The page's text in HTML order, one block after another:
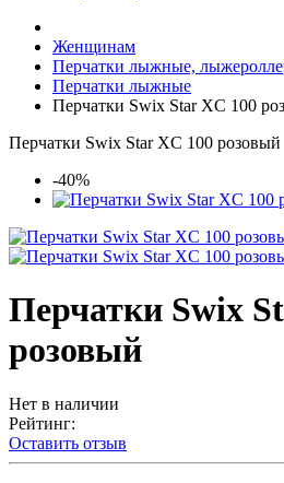
Женщинам
Перчатки лыжные,
Перчатки лыжные
Перчатки Swix Star XC 100
Перчатки Swix Star XC 100 розовый
-40%
Перчатки Swix
розовый
Нет в наличии
Рейтинг:
Оставить отзыв